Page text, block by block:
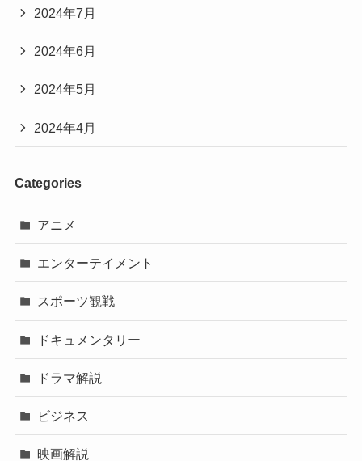
2024年7月
2024年6月
2024年5月
2024年4月
Categories
アニメ
エンターテイメント
スポーツ観戦
ドキュメンタリー
ドラマ解説
ビジネス
映画解説